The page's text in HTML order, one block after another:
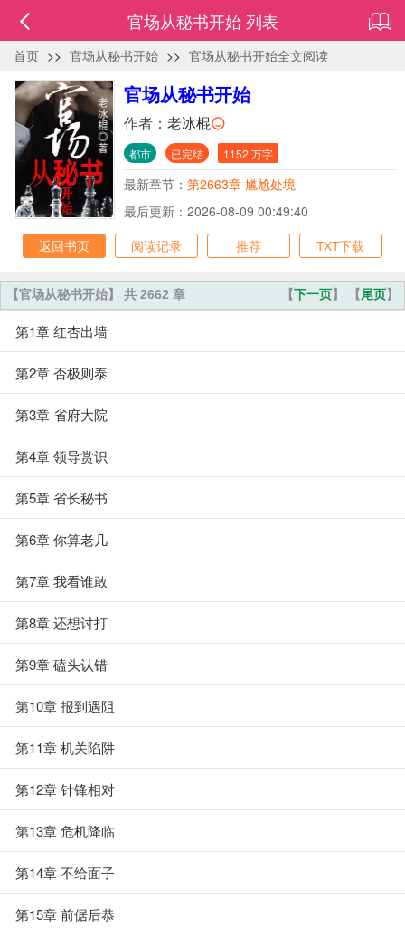
官场从秘书开始 列表
首页 >> 官场从秘书开始 >> 官场从秘书开始全文阅读
官场从秘书开始
作者： 老冰棍
都市 已完结 1152 万字
最新章节： 第2663章 尴尬处境
最后更新：2026-08-09 00:49:40
返回书页
阅读记录 推荐 TXT下载
【下一页】 【尾页】
【官场从秘书开始】 共 2662 章
第1章 红杏出墙
第2章 否极则泰
第3章 省府大院
第4章 领导赏识
第5章 省长秘书
第6章 你算老几
第7章 我看谁敢
第8章 还想讨打
第9章 磕头认错
第10章 报到遇阻
第11章 机关陷阱
第12章 针锋相对
第13章 危机降临
第14章 不给面子
第15章 前倨后恭